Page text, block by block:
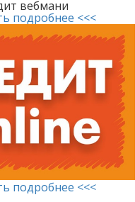
вебмани
подробнее <<<
подробнее <<<